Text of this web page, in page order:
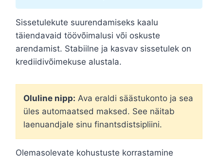
Sissetulekute suurendamiseks kaalu
täiendavaid töövõimalusi või oskuste
arendamist. Stabiilne ja kasvav sissetulek on
krediidivõimekuse alustala.
Oluline nipp: Ava eraldi säästukonto ja sea
üles automaatsed maksed. See näitab
laenuandjale sinu finantsdistsipliini.
Olemasolevate kohustuste korrastamine